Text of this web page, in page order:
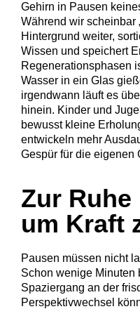
Gehirn in Pausen
Während wir scheinbar
Hintergrund weiter,
Wissen und speichert
Regenerationsphasen
Wasser in ein Glas
irgendwann läuft es
hinein. Kinder und
bewusst kleine
entwickeln mehr
Gespür für die eigenen
Zur Ruhe
um Kraft
Pausen müssen nicht
Schon wenige Minuten
Spaziergang an der
Perspektivwechsel